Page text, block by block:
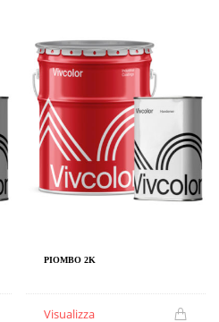
PIOMBO 2K
Visualizza